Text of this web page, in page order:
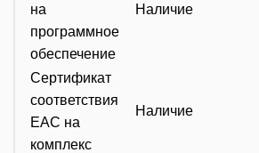
на
программное
обеспечение
Наличие
Сертификат
соответствия
ЕАС на
комплекс
Наличие